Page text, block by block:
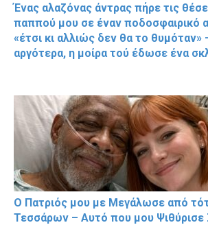
Ένας αλαζόνας άντρας πήρε τις
παππού μου σε έναν ποδοσφαιρικό
«έτσι κι αλλιώς δεν θα το
αργότερα, η μοίρα τού έδωσε ένα
Ο Πατριός μου με Μεγάλωσε από
Τεσσάρων – Αυτό που μου Ψιθύρισε